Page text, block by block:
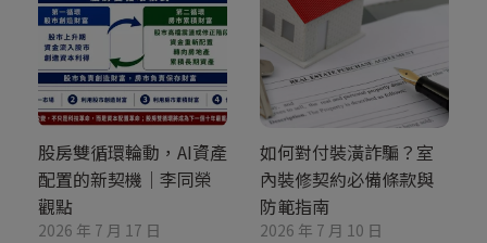
股房雙循環輪動，AI資產
配置的新契機｜李同榮
觀點
2026 年 7 月 17 日
如何對付裝潢詐騙？室
內裝修契約必備條款與
防範指南
2026 年 7 月 10 日